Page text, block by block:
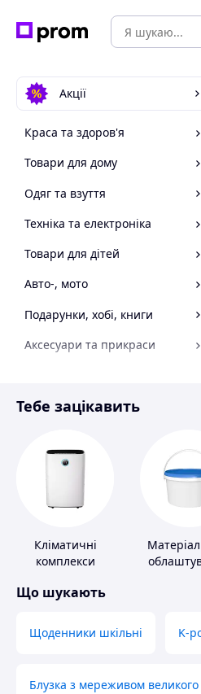
Акції
Краса та здоров'я
Товари для дому
Одяг та взуття
Техніка та електроніка
Товари для дітей
Авто-, мото
Подарунки, хобі, книги
Аксесуари та прикраси
Спорт і відпочинок
Тебе зацікавить
Кліматичні
комплекси
Що шукають
Щоденники шкільні K-
Блузка з мереживом великого